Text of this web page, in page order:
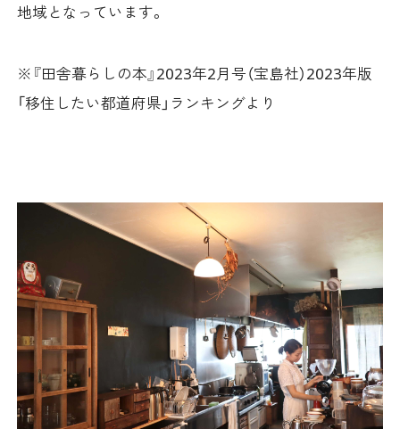
地域となっています。
※『田舎暮らしの本』2023年2月号（宝島社）2023年版
「移住したい都道府県」ランキングより